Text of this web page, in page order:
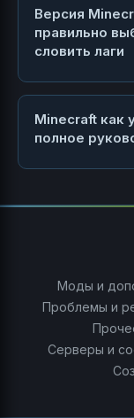
Версия
правильно
словить лаги
Minecraft как
полное
Моды и
Проблемы и
Серверы и